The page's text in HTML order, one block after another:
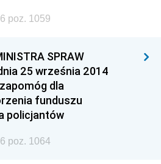
poz. 1059
SPRAW
25 września 2014
dla
funduszu
policjantów
poz. 1064